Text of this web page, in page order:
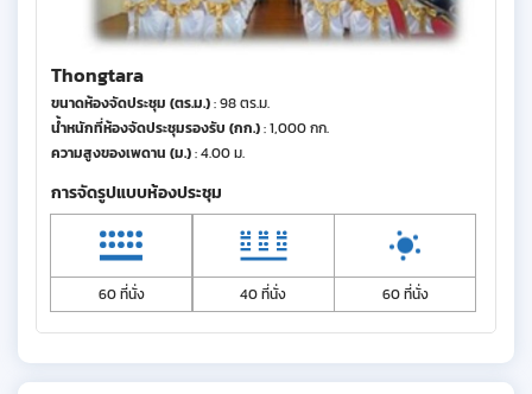
Thongtara
ขนาดห้องจัดประชุม (ตร.ม.): 98 ตร.ม.
น้ำหนักที่ห้องจัดประชุมรองรับ (กก.): 1,000 กก.
ความสูงของเพดาน (ม.): 4.00 ม.
การจัดรูปแบบห้องประชุม
60 ที่นั่ง 40 ที่นั่ง 60 ที่นั่ง